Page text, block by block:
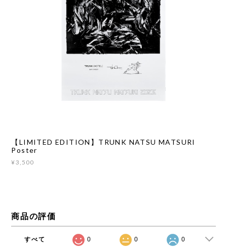
【LIMITED EDITION】TRUNK NATSU MATSURI
Poster
¥3,500
商品の評価
すべて 0 0 0